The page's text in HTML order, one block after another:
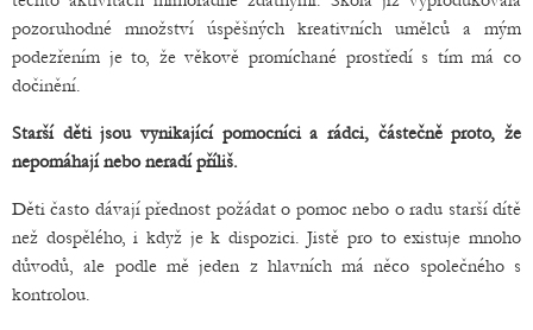
pozoruhodné množství úspěšných kreativních umělců a mým
podezřením je to, že věkově promíchané prostředí s tím má co
dočinění.
Starší děti jsou vynikající pomocníci a rádci, částečně proto, že
nepomáhají nebo neradí příliš.
Děti často dávají přednost požádat o pomoc nebo o radu starší dítě
než dospělého, i když je k dispozici. Jistě pro to existuje mnoho
důvodů, ale podle mě jeden z hlavních má něco společného s
kontrolou.